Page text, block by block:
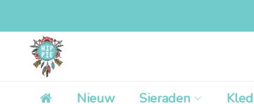
Nieuw Sieraden